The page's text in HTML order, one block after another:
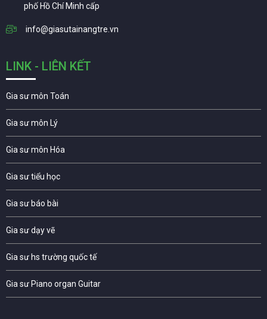
phố Hồ Chí Minh cấp
info@giasutainangtre.vn
LINK - LIÊN KẾT
Gia sư môn Toán
Gia sư môn Lý
Gia sư môn Hóa
Gia sư tiểu học
Gia sư báo bài
Gia sư dạy vẽ
Gia sư hs trường quốc tế
Gia sư Piano organ Guitar